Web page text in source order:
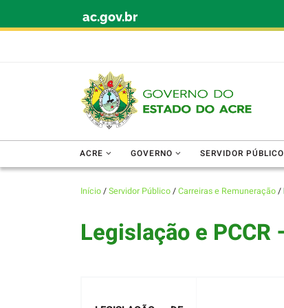
ac.gov.br
ACRE GOVERNO SERVIDOR PÚBLICO
Início/Servidor Público/Carreiras e Remuneração/
Legislação e PCCR